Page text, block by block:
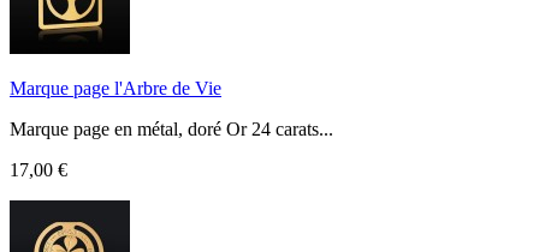
Marque page l'Arbre de Vie
Marque page en métal, doré Or 24 carats...
17,00 €